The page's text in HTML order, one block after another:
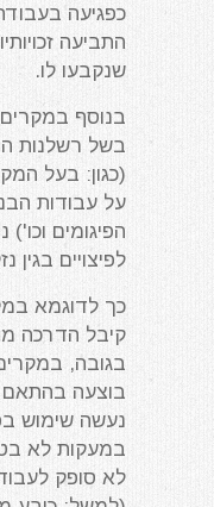
כפגיעה
התביעה
שנקבעו לו.
בנוסף
בשל רשלנות
(כגון: בעל
על עבודות
הפיגומים וכו')
לפיצויים בגין
כך לדוגמא
קיבל הדרכה
בגובה,
בוצעה
נעשה שימוש
במעקות לא
לא סופק